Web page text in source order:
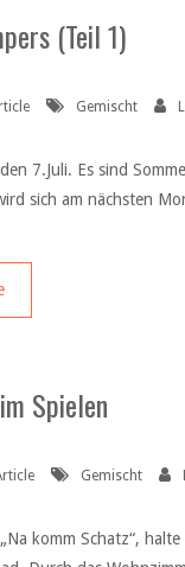
(Teil 1)
Gemischt
7.Juli. Es sind
sich am nächsten
Spielen
Gemischt
komm Schatz“,